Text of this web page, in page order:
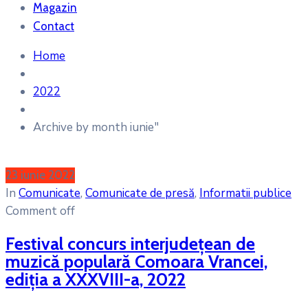
Magazin
Contact
Home
2022
Archive by month iunie"
23 iunie 2022
In Comunicate‚ Comunicate de presă‚ Informatii publice
Comment off
Festival concurs interjudeţean de
muzică populară Comoara Vrancei,
ediţia a XXXVIII-a, 2022